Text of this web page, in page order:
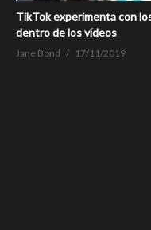
TikTok experimenta con
dentro de los vídeos
Jane Bond 17/11/2019